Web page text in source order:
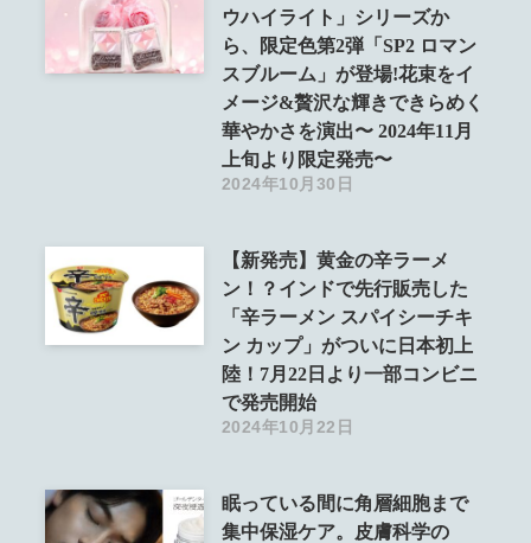
ウハイライト」シリーズか
ら、限定色第2弾「SP2 ロマン
スブルーム」が登場!花束をイ
メージ&贅沢な輝きできらめく
華やかさを演出〜 2024年11月
上旬より限定発売〜
2024年10月30日
【新発売】黄金の辛ラーメ
ン！？インドで先行販売した
「辛ラーメン スパイシーチキ
ン カップ」がついに日本初上
陸！7月22日より一部コンビニ
で発売開始
2024年10月22日
眠っている間に角層細胞まで
集中保湿ケア。皮膚科学の